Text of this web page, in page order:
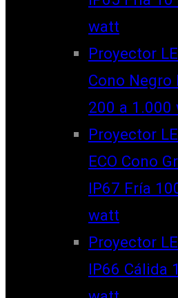
watt
Proyector
Cono Negro
200 a 1.000
Proyector
ECO Cono
IP67 Fría
watt
Proyector
IP66 Cálida